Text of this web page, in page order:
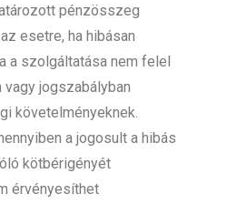
pénzösszeg
esetre, ha hibásan
a szolgáltatása nem felel
jogszabályban
követelményeknek.
a jogosult a hibás
kötbérigényét
érvényesíthet